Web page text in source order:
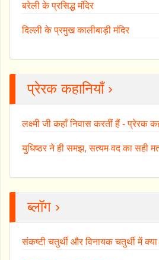
बरेली के प्रसिद्ध मंदिर
दिल्ली के प्रमुख कालीबाड़ी मंदिर
प्रेरक कहानियाँ ›
लक्ष्मी जी कहाँ निवास करतीं हैं - प्रेरक
युधिष्ठर ने ही समझ, सत्यम वद का सही
ब्लॉग ›
संकष्टी चतुर्थी और विनायक चतुर्थी में